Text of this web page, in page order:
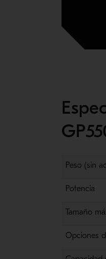
Peso (sin
Potencia
Tamaño
Opciones